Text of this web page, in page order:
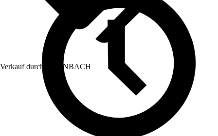
Verkauf durch: HORNBACH